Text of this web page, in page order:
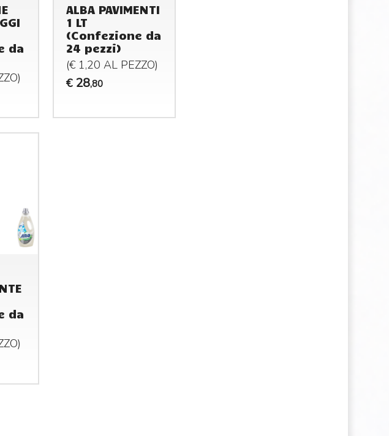
da
)
ALBA PAVIMENTI
1 LT
(Confezione da
24 pezzi)
(€ 1,20 AL PEZZO)
€ 28,80
da
)